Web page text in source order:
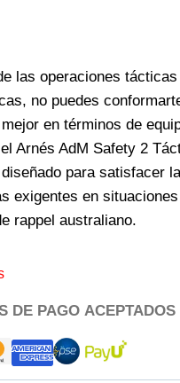
las operaciones
no puedes
en términos de
Arnés AdM Safety 2
para satisfacer
exigentes en
rappel australiano.
DE PAGO ACEPTADOS